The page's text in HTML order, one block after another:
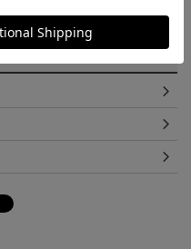
やデザインなどの仕様が予